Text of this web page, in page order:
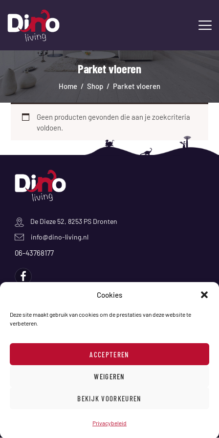
Cookies
Deze site maakt gebruik van cookies om de prestaties van deze website te
verbeteren.
ACCEPTEREN
WEIGEREN
BEKIJK VOORKEUREN
Privacybeleid
HOME
LAMINAAT
TAPIJT
OVERIGE PRODUCTEN
Parket vloeren
Home Shop Parket vloeren
Geen producten gevonden die aan je zoekcriteria
voldoen.
De Dieze 52, 8253 PS Dronten
info@dino-living.nl
06-43768177
Producten
Showroom
Copyright © 2024 Dino Living B.V. - KVK:94964793